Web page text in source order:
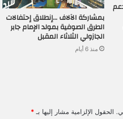
بمشاركة الآلاف …إنطلاق إحتفالات
الطرق الصوفية بمولد الإمام جابر
الجازولي الثلاثاء المقبل
منذ 6 أيام
الحقول الإلزامية مشار إليها بـ *